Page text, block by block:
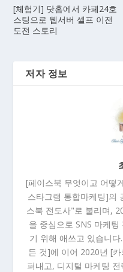
[체험기] 닷홈에서 카페24호
스팅으로 웹서버 셀프 이전
도전 스토리
저자 정보
[페이스북 무엇이고 어떻
스타그램 통합마케팅]의
스북 전도사"로 불리며,
을 중심으로 SNS 마케
기 위해 애쓰고 있습니
든 것]에 이어 2020년 [
펴내고, 디지털 마케팅